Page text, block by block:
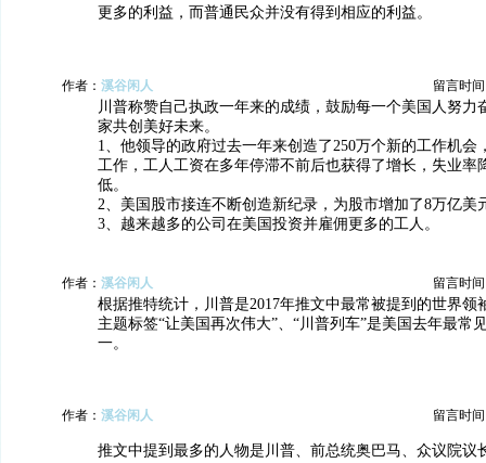
更多的利益，而普通民众并没有得到相应的利益。
作者： 溪谷闲人 留言时间
川普称赞自己执政一年来的成绩，鼓励每一个美国人努力
家共创美好未来。
1、他领导的政府过去一年来创造了250万个新的工作机会
工作，工人工资在多年停滞不前后也获得了增长，失业率
低。
2、美国股市接连不断创造新纪录，为股市增加了8万亿美
3、越来越多的公司在美国投资并雇佣更多的工人。
作者： 溪谷闲人 留言时间
根据推特统计，川普是2017年推文中最常被提到的世界领
主题标签“让美国再次伟大”、“川普列车”是美国去年最常
一。
作者： 溪谷闲人 留言时间
推文中提到最多的人物是川普、前总统奥巴马、众议院议